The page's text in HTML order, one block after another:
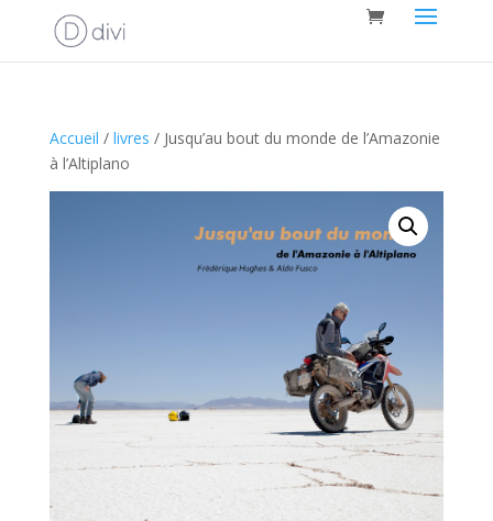
Accueil / livres / Jusqu’au bout du monde de l’Amazonie
à l’Altiplano